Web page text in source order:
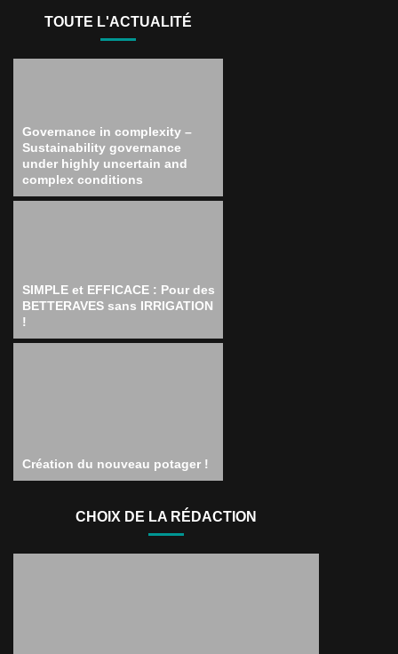
TOUTE L'ACTUALITÉ
Governance in complexity –
Sustainability governance
under highly uncertain and
complex conditions
SIMPLE et EFFICACE : Pour des
BETTERAVES sans IRRIGATION
!
Création du nouveau potager !
CHOIX DE LA RÉDACTION